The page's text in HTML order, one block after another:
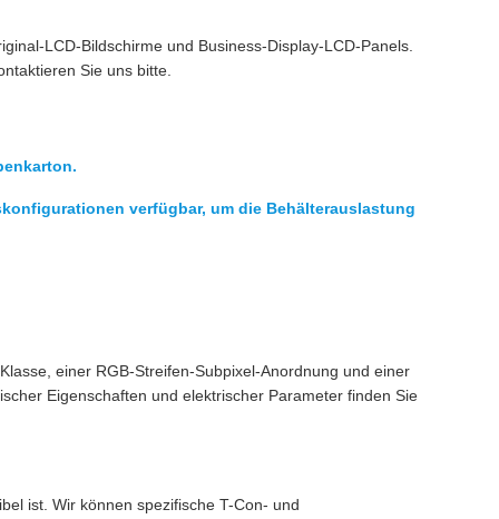
LCD-Bildschirme und Business-Display-LCD-Panels.
Sie uns bitte.
verfügbar, um die Behälterauslastung
einer RGB-Streifen-Subpixel-Anordnung und einer
Eigenschaften und elektrischer Parameter finden Sie
ist. Wir können spezifische T-Con- und